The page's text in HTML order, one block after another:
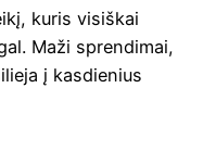
kuris visiškai
Maži sprendimai,
į kasdienius